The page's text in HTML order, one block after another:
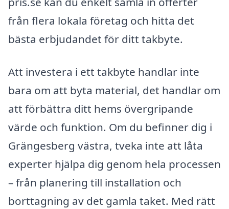
från flera lokala företag och hitta det
bästa erbjudandet för ditt takbyte.
Att investera i ett takbyte handlar inte
bara om att byta material, det handlar om
att förbättra ditt hems övergripande
värde och funktion. Om du befinner dig i
Grängesberg västra, tveka inte att låta
experter hjälpa dig genom hela processen
– från planering till installation och
borttagning av det gamla taket. Med rätt